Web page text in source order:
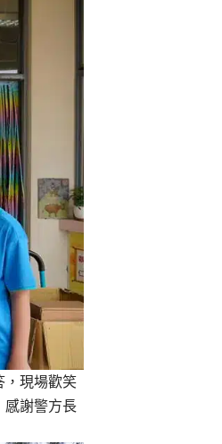
，現場歡笑
感謝警方長